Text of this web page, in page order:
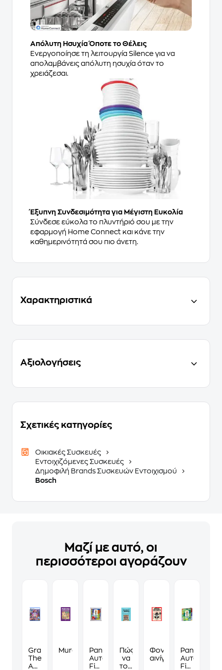
Απόλυτη Ησυχία Όποτε το Θέλεις
Ενεργοποίησε τη λειτουργία Silence για να
απολαμβάνεις απόλυτη ησυχία όταν το
χρειάζεσαι.
Έξυπνη Συνδεσιμότητα για Μέγιστη Ευκολία
Σύνδεσε εύκολα το πλυντήριό σου με την
εφαρμογή Home Connect και κάνε την
καθημερινότητά σου πιο άνετη.
Χαρακτηριστικά
Αξιολογήσεις
Σχετικές κατηγορίες
Οικιακές Συσκευές
Εντοιχιζόμενες Συσκευές
Δημοφιλή Brands Συσκευών Εντοιχισμού
Bosch
Μαζί με αυτό, οι
περισσότεροι αγοράζουν
Grand
Theft
Auto
MurdokuPanini
Αυτοκόλλητα
Fifa
Πώς
να
τους
Φονικά
αινίγματα
Panini
Fifa